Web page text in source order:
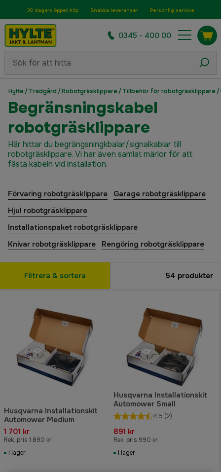
30 dagars öppet köp Snabba leveranser Personlig service
0345 - 400 00
Hylte /Trädgård /Robotgräsklippare /Tillbehör för robotgräsklippare /
Begränsningskabel
robotgräsklippare
Här hittar du begrängsningkbalar/signalkablar till
robotgräsklippare. Vi har även samlat märlor för att
fästa kabeln vid installation.
Förvaring robotgräsklippare
Garage robotgräsklippare
Hjul robotgräsklippare
Installationspaket robotgräsklippare
Knivar robotgräsklippare
Rengöring robotgräsklippare
Filtrera & sortera 54 produkter
Husqvarna Installationskit
Automower Medium
1 701 kr
Rek. pris 1 890 kr
I lager
Husqvarna Installationskit
Automower Small
4.5 (2)
891 kr
Rek. pris 990 kr
I lager